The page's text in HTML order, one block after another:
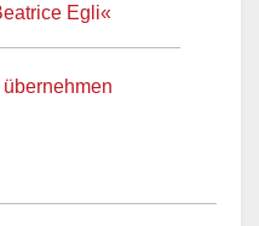
Egli«